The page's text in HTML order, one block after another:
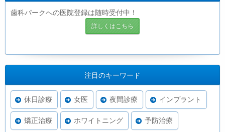
歯科パークへの医院登録は随時受付中！
詳しくはこちら
注目のキーワード
休日診療 女医 夜間診療 インプラント
矯正治療 ホワイトニング 予防治療